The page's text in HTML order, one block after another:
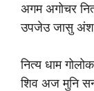
अगम अगोचर
उपजेउ जासु अंश
नित्य धाम
शिव अज मुनि